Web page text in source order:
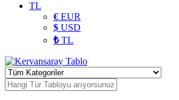
TL
€ EUR
$ USD
₺TL